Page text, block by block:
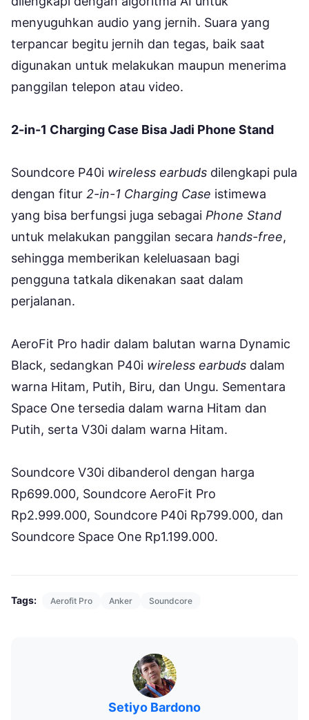
menyuguhkan audio yang jernih. Suara yang
terpancar begitu jernih dan tegas, baik saat
digunakan untuk melakukan maupun menerima
panggilan telepon atau video.
2-in-1 Charging Case Bisa Jadi Phone Stand
Soundcore P40i wireless earbuds dilengkapi pula
dengan fitur 2-in-1 Charging Case istimewa
yang bisa berfungsi juga sebagai Phone Stand
untuk melakukan panggilan secara hands-free,
sehingga memberikan keleluasaan bagi
pengguna tatkala dikenakan saat dalam
perjalanan.
AeroFit Pro hadir dalam balutan warna Dynamic
Black, sedangkan P40i wireless earbuds dalam
warna Hitam, Putih, Biru, dan Ungu. Sementara
Space One tersedia dalam warna Hitam dan
Putih, serta V30i dalam warna Hitam.
Soundcore V30i dibanderol dengan harga
Rp699.000, Soundcore AeroFit Pro
Rp2.999.000, Soundcore P40i Rp799.000, dan
Soundcore Space One Rp1.199.000.
Tags: Aerofit Pro Anker Soundcore
Setiyo Bardono